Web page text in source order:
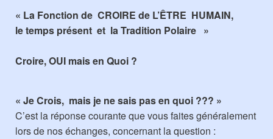
« La Fonction de CROIRE de L’ÊTRE HUMAIN,
le temps présent et la Tradition Polaire »
Croire, OUI mais en Quoi ?
« Je Crois, mais je ne sais pas en quoi ??? »
C’est la réponse courante que vous faites généralement
lors de nos échanges, concernant la question :